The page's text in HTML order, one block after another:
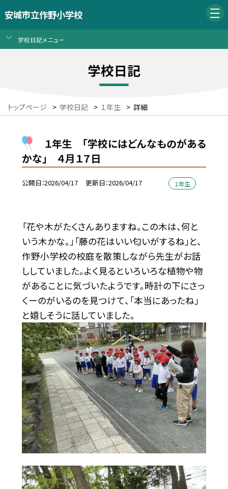
安城市立作野小学校
学校日記メニュー
学校日記
トップページ > 学校日記 > １年生 > 詳細
１年生 「学校にはどんなものがある
かな」 ４月１７日
公開日 2026/04/17 更新日 2026/04/17 １年生
「花や木がたくさんありますね。この木は、何と
いう木かな。」「藤の花はいい匂いがするね」と、
作野小学校の校庭を散策しながら先生がお話
ししていました。よく見るといろいろな植物や物
があることに気づいたようです。時計の下にさっ
くーのがいるのを見つけて、「本当にあったね」
と嬉しそうに話していました。